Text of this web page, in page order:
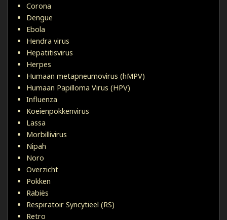
Corona
Dengue
Ebola
Hendra virus
Hepatitisvirus
Herpes
Humaan metapneumovirus (hMPV)
Humaan Papilloma Virus (HPV)
Influenza
Koeienpokkenvirus
Lassa
Morbillivirus
Nipah
Noro
Overzicht
Pokken
Rabiës
Respiratoir Syncytieel (RS)
Retro